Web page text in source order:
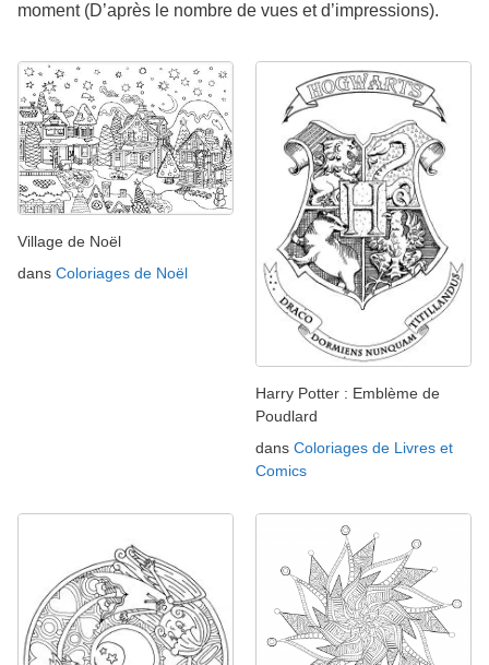
moment (D’après le nombre de vues et d’impressions).
Village de Noël
dans Coloriages de Noël
Harry Potter : Emblème de
Poudlard
dans Coloriages de Livres et
Comics